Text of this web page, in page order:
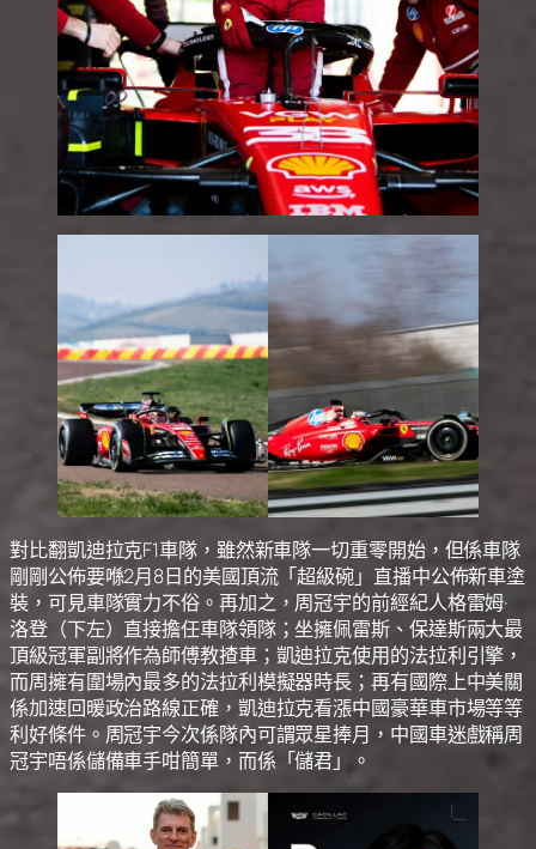
對比翻凱迪拉克F1車隊，雖然新車隊一切重零開始，但係車隊
剛剛公佈要喺2月8日的美國頂流「超級碗」直播中公佈新車塗
裝，可見車隊實力不俗。再加之，周冠宇的前經紀人格雷姆·
洛登（下左）直接擔任車隊領隊；坐擁佩雷斯、保達斯兩大最
頂級冠軍副將作為師傅教揸車；凱迪拉克使用的法拉利引擎，
而周擁有圍場內最多的法拉利模擬器時長；再有國際上中美關
係加速回暖政治路線正確，凱迪拉克看漲中國豪華車市場等等
利好條件。周冠宇今次係隊內可謂眾星捧月，中國車迷戲稱周
冠宇唔係儲備車手咁簡單，而係「儲君」。